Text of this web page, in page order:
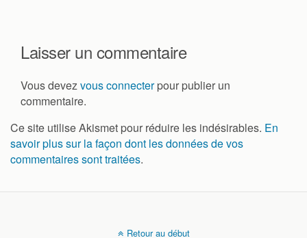
Laisser un commentaire
Vous devezvous connecterpour publier un
commentaire.
Ce site utilise Akismet pour réduire les indésirables. En
savoir plus sur la façon dont les données de vos
commentaires sont traitées.
Retour au début